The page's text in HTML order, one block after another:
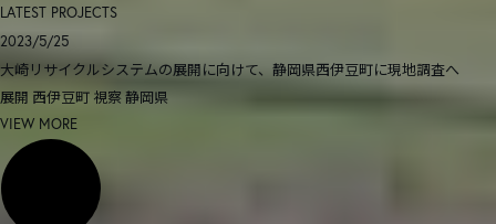
LATEST PROJECTS
2023/5/25
大崎リサイクルシステムの展開に向けて、静岡県西伊豆町に現地調査へ
展開 西伊豆町 視察 静岡県
VIEW MORE